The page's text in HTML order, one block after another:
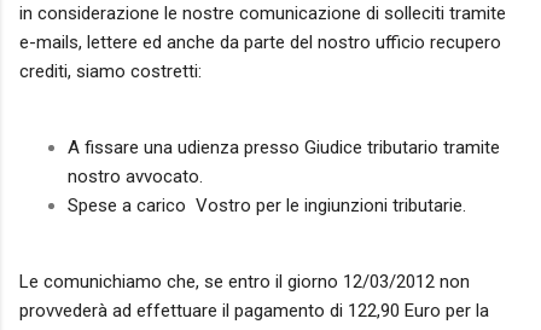
in considerazione le nostre comunicazione di solleciti tramite
e-mails, lettere ed anche da parte del nostro ufficio recupero
crediti, siamo costretti:
A fissare una udienza presso Giudice tributario tramite
nostro avvocato.
Spese a carico Vostro per le ingiunzioni tributarie.
Le comunichiamo che, se entro il giorno 12/03/2012 non
provvederà ad effettuare il pagamento di 122,90 Euro per la